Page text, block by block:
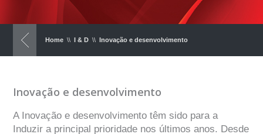
Home \\ I & D \\ Inovação e desenvolvimento
Inovação e desenvolvimento
A Inovação e desenvolvimento têm sido para a
Induzir a principal prioridade nos últimos anos. Desde